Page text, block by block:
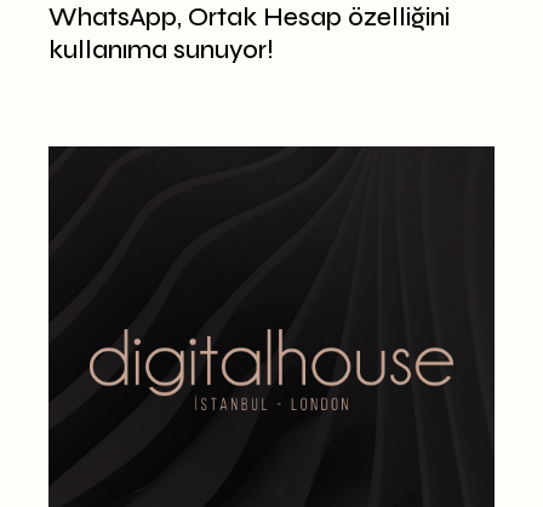
WhatsApp, Ortak Hesap özelliğini
kullanıma sunuyor!